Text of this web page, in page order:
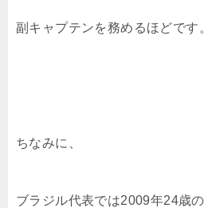
副キャプテンを務めるほどです
ちなみに、
ブラジル代表では2009年24歳の